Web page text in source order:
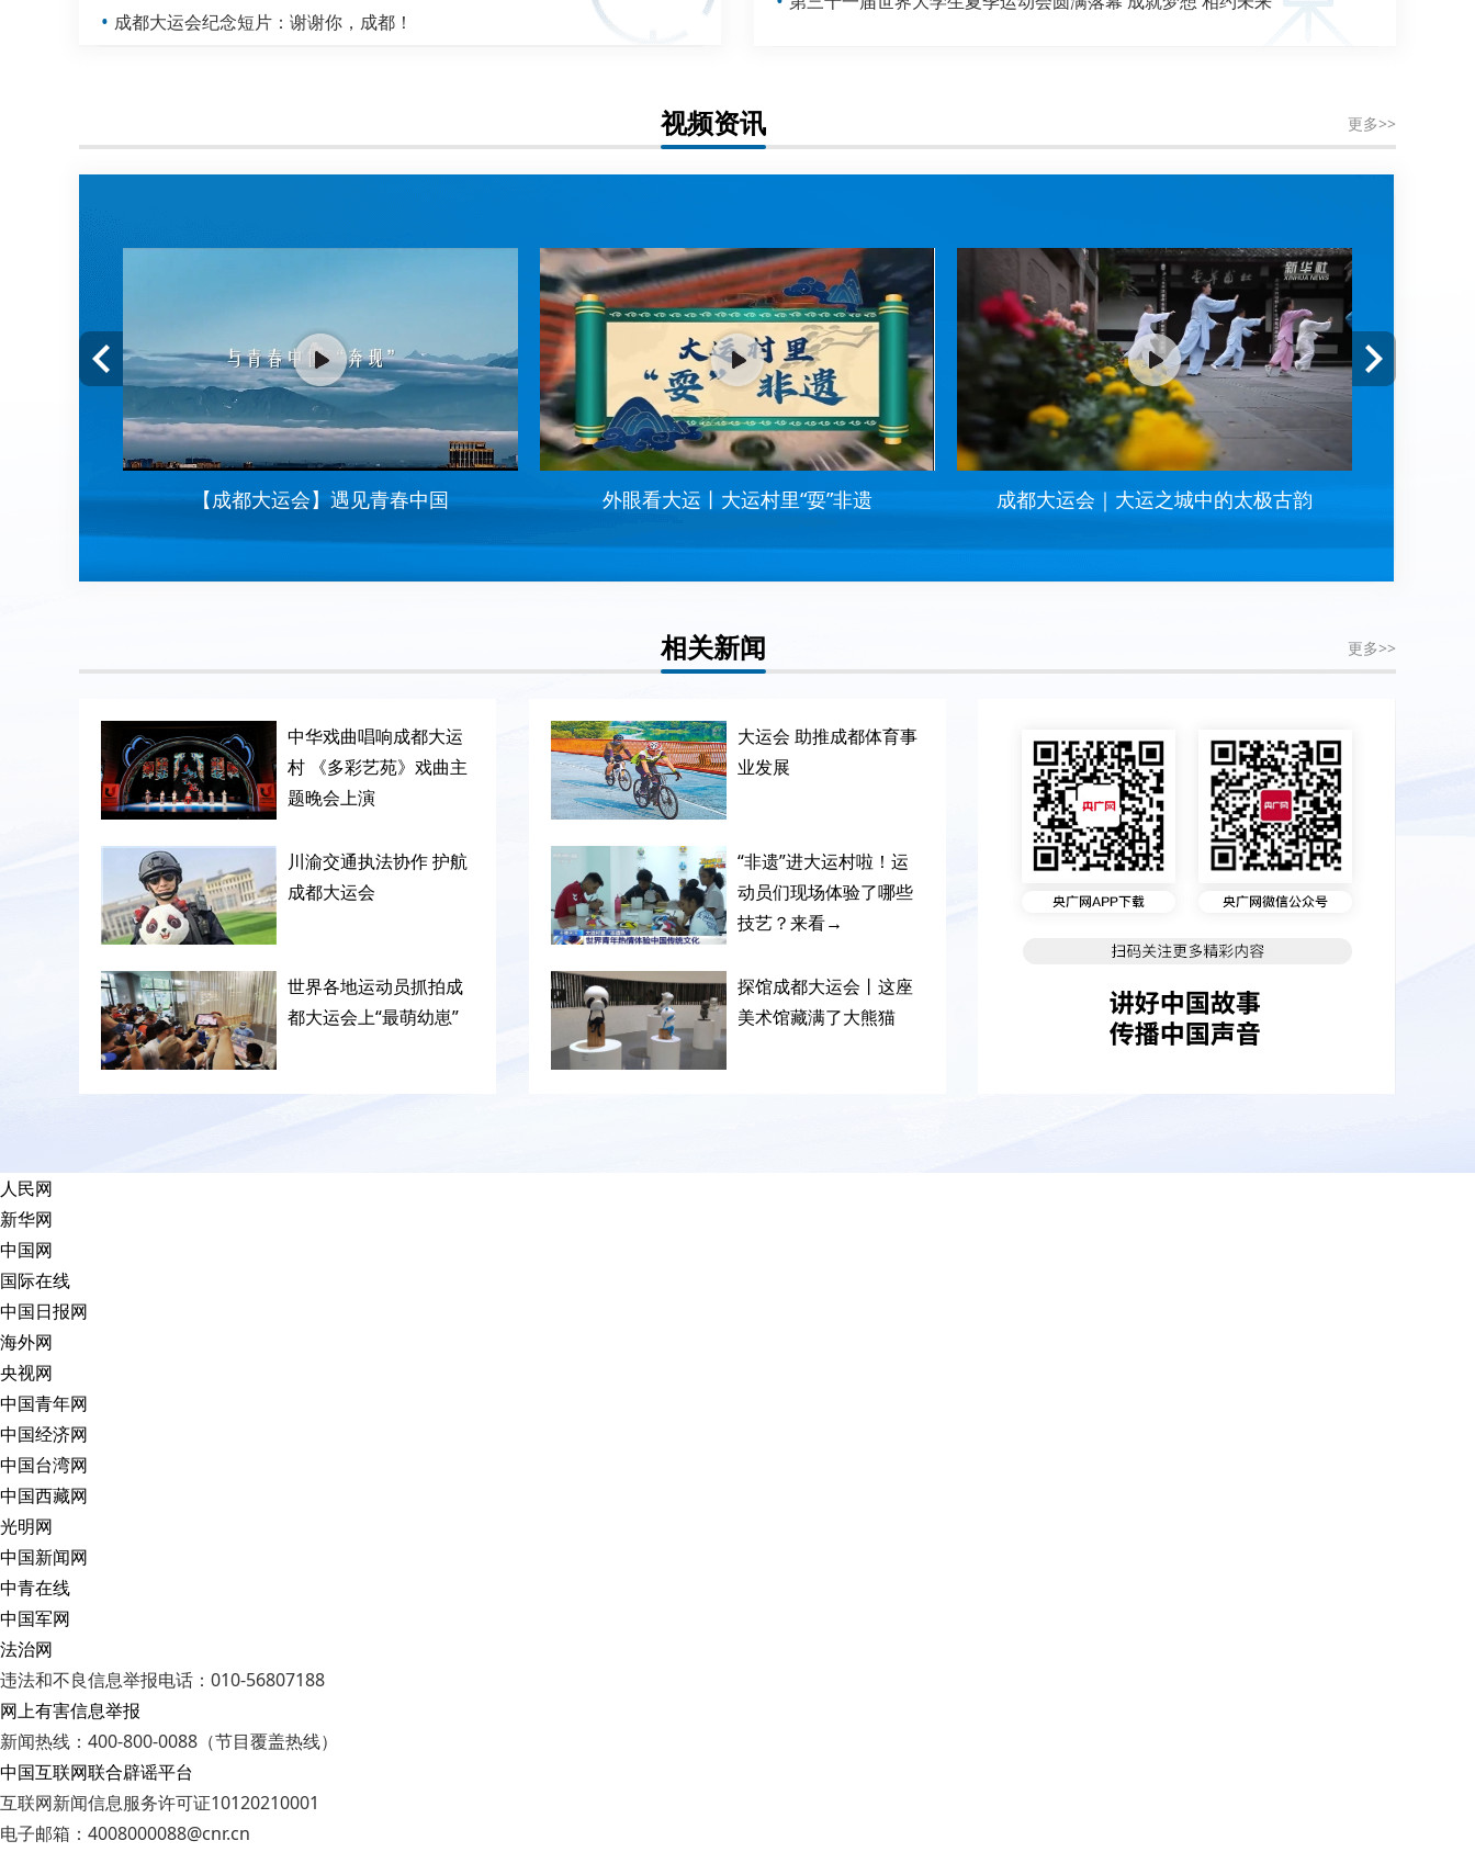
• 成都大运会纪念短片：谢谢你，成都！
视频资讯 更多>>
【成都大运会】遇见青春中国 外眼看大运丨大运村里“耍”非遗 成都大运会｜大运之城中的太极古韵
相关新闻 更多>>
中华戏曲唱响成都大运
村 《多彩艺苑》戏曲主
题晚会上演
川渝交通执法协作 护航
成都大运会
世界各地运动员抓拍成
都大运会上“最萌幼崽”
大运会 助推成都体育事
业发展
“非遗”进大运村啦！运
动员们现场体验了哪些
技艺？来看→
探馆成都大运会丨这座
美术馆藏满了大熊猫
人民网
新华网
中国网
国际在线
中国日报网
海外网
央视网
中国青年网
中国经济网
中国台湾网
中国西藏网
光明网
中国新闻网
中青在线
中国军网
法治网
违法和不良信息举报电话：010-56807188
网上有害信息举报
新闻热线：400-800-0088（节目覆盖热线）
中国互联网联合辟谣平台
互联网新闻信息服务许可证10120210001
电子邮箱：4008000088@cnr.cn